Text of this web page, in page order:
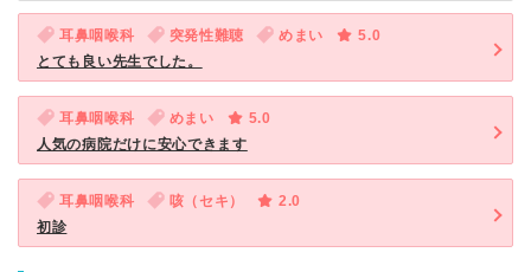
耳鼻咽喉科 突発性難聴 めまい
5.0
とても良い先生でした。
耳鼻咽喉科 めまい
5.0
人気の病院だけに安心できます
耳鼻咽喉科 咳（セキ）
2.0
初診